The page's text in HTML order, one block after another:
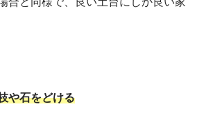
や石をどける